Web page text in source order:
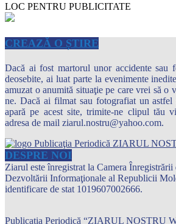
LOC PENTRU PUBLICITATE
CREAZĂ O ȘTIRE
Dacă ai fost martorul unor accidente sau
deosebite, ai luat parte la evenimente
amuzat o anumită situaţie pe care vrei să o
ne. Dacă ai filmat sau fotografiat un
apară pe acest site, trimite-ne clipul tău
adresa de mail ziarul.nostru@yahoo.com.
DESPRE NOI
Ziarul este înregistrat la Camera
Dezvoltării Informaţionale al Republicii
identificare de stat 1019607002666.
Publicația Periodică “ZIARUL NOSTRU